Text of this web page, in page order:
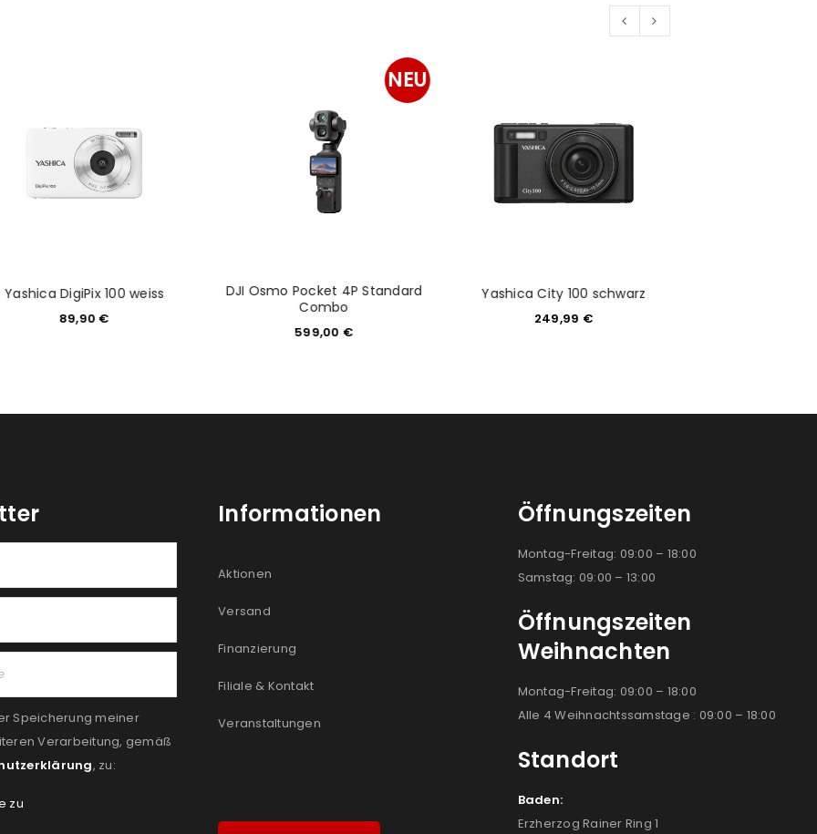
Yashica DigiPix 100 weiss
89,90€
NEU
DJI Osmo Pocket 4P Standard
Combo
599,00 €
Yashica City 100 schwarz
249,99 €
Speicherung meiner
Verarbeitung, gemäß
, zu:
zu
Informationen
Aktionen
Versand
Finanzierung
Filiale & Kontakt
Veranstaltungen
Öffnungszeiten
Montag-Freitag: 09:00 – 18:00
Samstag: 09:00 – 13:00
Öffnungszeiten
Weihnachten
Montag-Freitag: 09:00 – 18:00
Alle 4 Weihnachtssamstage : 09:00 – 18:00
Standort
Baden:
Erzherzog Rainer Ring 1